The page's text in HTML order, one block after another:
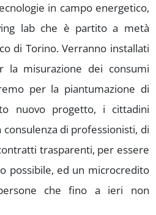
in campo energetico,
lab che è partito a metà
di Torino. Verranno installati
la misurazione dei consumi
per la piantumazione di
nuovo progetto, i cittadini
di professionisti, di
trasparenti, per essere
possibile, ed un microcredito
che fino a ieri non